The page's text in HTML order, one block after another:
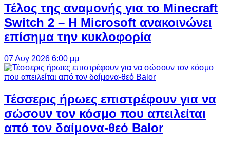
Τέλος της αναμονής για το Minecraft
Switch 2 – Η Microsoft ανακοινώνει
επίσημα την κυκλοφορία
07 Αυγ 2026 6:00 μμ
Τέσσερις ήρωες επιστρέφουν για να
σώσουν τον κόσμο που απειλείται
από τον δαίμονα-θεό Balor